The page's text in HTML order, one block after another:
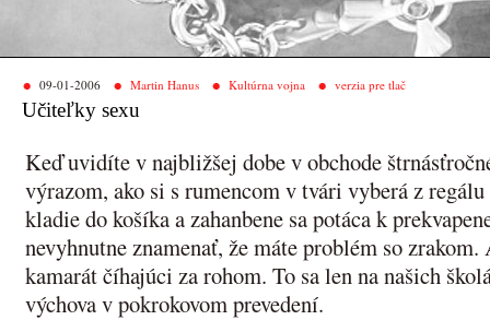
09-01-2006 Martin Hanus Kultúrna vojna verzia pre tlač
Učiteľky sexu
Keď uvidíte v najbližšej dobe v obchode
výrazom, ako si s rumencom v tvári vyberá z
kladie do košíka a zahanbene sa potáca k
nevyhnutne znamenať, že máte problém so
kamarát číhajúci za rohom. To sa len na našich
výchova v pokrokovom prevedení.